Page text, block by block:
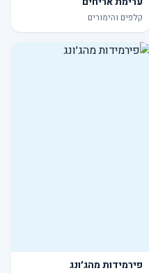
קלפים והימורים
פירמידות מהג׳ונג